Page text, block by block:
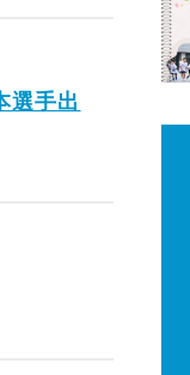
選手出